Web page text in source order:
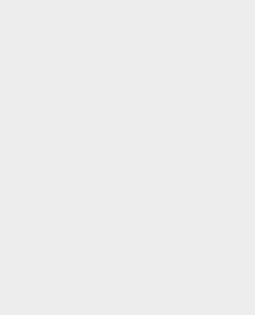
na službenoj web stranici
agencija za mrežne
za ravnopravno
i prostor za inovacije na
te poštanskih i
interese korisnika i
po prihvatljivim
uvjete
usluga i željezničkim